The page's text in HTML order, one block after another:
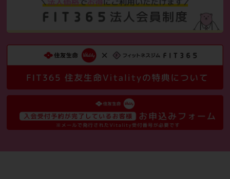
となります！
でこの機会をぜひお見逃しなく！
皆様のご入会を是非ともお待ちしておりま
す！！
※キャンペーンは8月31日までに新規入会ご
契約の方が対象となりますのでお早めに！